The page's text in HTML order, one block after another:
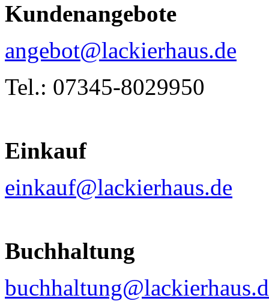
Kundenangebote
angebot@lackierhaus.de
Tel.: 07345-8029950
Einkauf
einkauf@lackierhaus.de
Buchhaltung